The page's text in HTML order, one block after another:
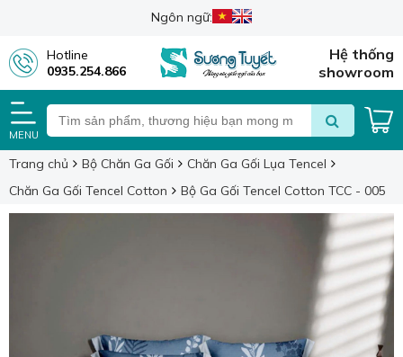
Ngôn ngữ:
Hotline
0935.254.866
Hệ thống
showroom
MENU
Trang chủ Bộ Chăn Ga Gối
Chăn Ga Gối Lụa Tencel
Chăn Ga Gối Tencel Cotton
Bộ Ga Gối Tencel Cotton TCC - 005